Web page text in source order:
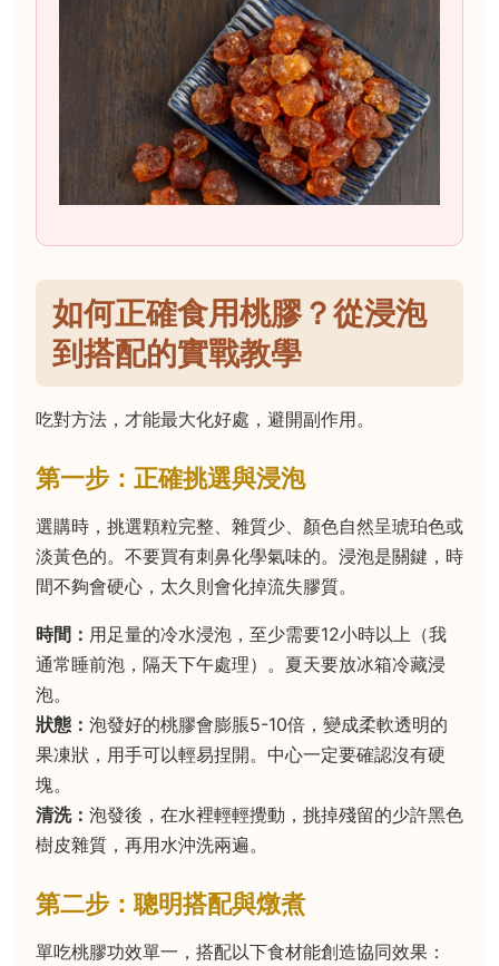
如何正確食用桃膠？從浸泡
到搭配的實戰教學
吃對方法，才能最大化好處，避開副作用。
第一步：正確挑選與浸泡
選購時，挑選顆粒完整、雜質少、顏色自然呈琥珀色或
淡黃色的。不要買有刺鼻化學氣味的。浸泡是關鍵，時
間不夠會硬心，太久則會化掉流失膠質。
時間： 用足量的冷水浸泡，至少需要12小時以上（我
通常睡前泡，隔天下午處理）。夏天要放冰箱冷藏浸
泡。
狀態： 泡發好的桃膠會膨脹5-10倍，變成柔軟透明的
果凍狀，用手可以輕易捏開。中心一定要確認沒有硬
塊。
清洗： 泡發後，在水裡輕輕攪動，挑掉殘留的少許黑色
樹皮雜質，再用水沖洗兩遍。
第二步：聰明搭配與燉煮
單吃桃膠功效單一，搭配以下食材能創造協同效果：